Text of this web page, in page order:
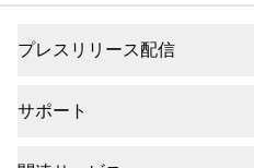
プレスリリース配信
サポート